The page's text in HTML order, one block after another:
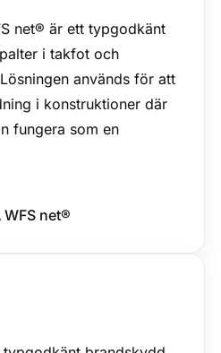
net® är ett typgodkänt
i takfot och
används för att
i konstruktioner där
fungera som en
net®